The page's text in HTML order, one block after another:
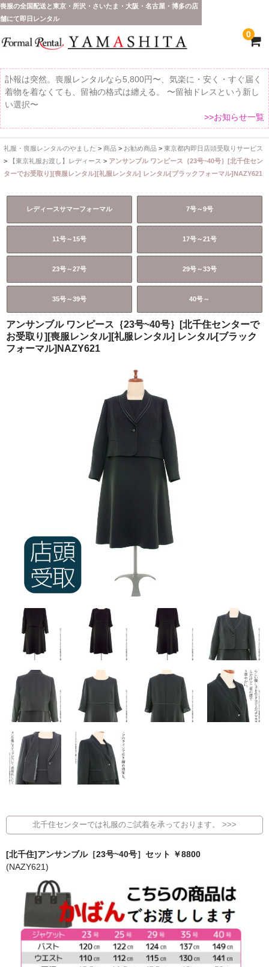
喪服の全国配送と東京・所沢・さいたま・大阪・名古屋・博多の店
舗にて即日レンタル
0
訃報は突然。喪服レンタルなら5,800円〜、気楽に・安く・すぐ届く
着物を着なくても、留袖の格式は纏える。 〜留袖ドレスという新し
い選択〜
>>お知らせ一覧
ホーム
全 国 配 送
受取り場所が選べます
配送・お支払い方法
ご注文の流れ
礼服・喪服レンタルのやました > 商品> お勧め商品> 東京都内即日店頭受取りサービス
>
【東京礼服お渡し】レディース > アンサンブル ワンピース｛23号~40号｝[北千住セン
ターでお受取り][喪服レンタル][礼服レンタル] レンタル[ブラックフォーマル]NAZY621
レディースサマーフォーマル 7号～9号
11号～15号 17号～21号
23号～27号 29号～33号
35号～39号 40号～
アンサンブル ワンピース｛23号~40号｝[北千住センターで
お受取り][喪服レンタル][礼服レンタル] レンタル[ブラック
フォーマル]NAZY621
北千住センターでは礼服のご試着を承っております。 >>>
[北千住]アンサンブル［23号~40号］セット ￥8800
(NAZY621)